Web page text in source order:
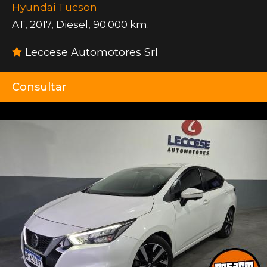
Hyundai Tucson
AT, 2017, Diesel, 90.000 km.
Leccese Automotores Srl
Consultar